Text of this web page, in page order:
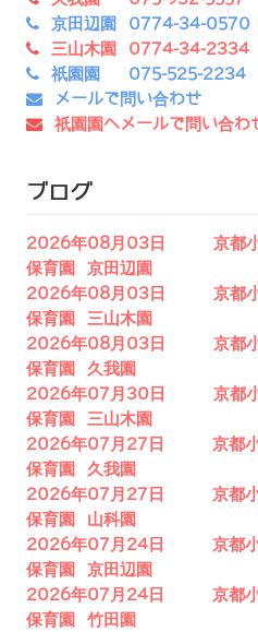
京田辺園 0774-34-0570
三山木園 0774-34-2334
祇園園 075-525-2234
メールで問い合わせ
祇園園へメールで問い合わ
ブログ
2026年08月03日 京都小
保育園 京田辺園
2026年08月03日 京都小
保育園 三山木園
2026年08月03日 京都小
保育園 久我園
2026年07月30日 京都小
保育園 三山木園
2026年07月27日 京都小
保育園 久我園
2026年07月27日 京都小
保育園 山科園
2026年07月24日 京都小
保育園 京田辺園
2026年07月24日 京都小
保育園 竹田園